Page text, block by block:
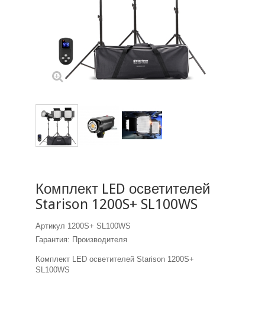
Комплект LED осветителей
Starison 1200S+ SL100WS
Артикул 1200S+ SL100WS
Гарантия: Производителя
Комплект LED осветителей Starison 1200S+
SL100WS